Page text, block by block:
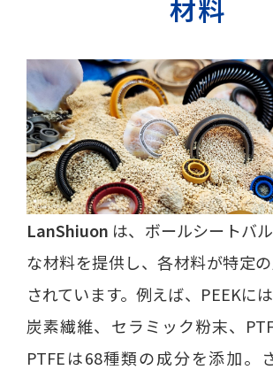
材料
LanShiuon は、ボールシートバ
な材料を提供し、各材料が特定
されています。例えば、PEEKには
炭素繊維、セラミック粉末、
PTFEは68種類の成分を添加。